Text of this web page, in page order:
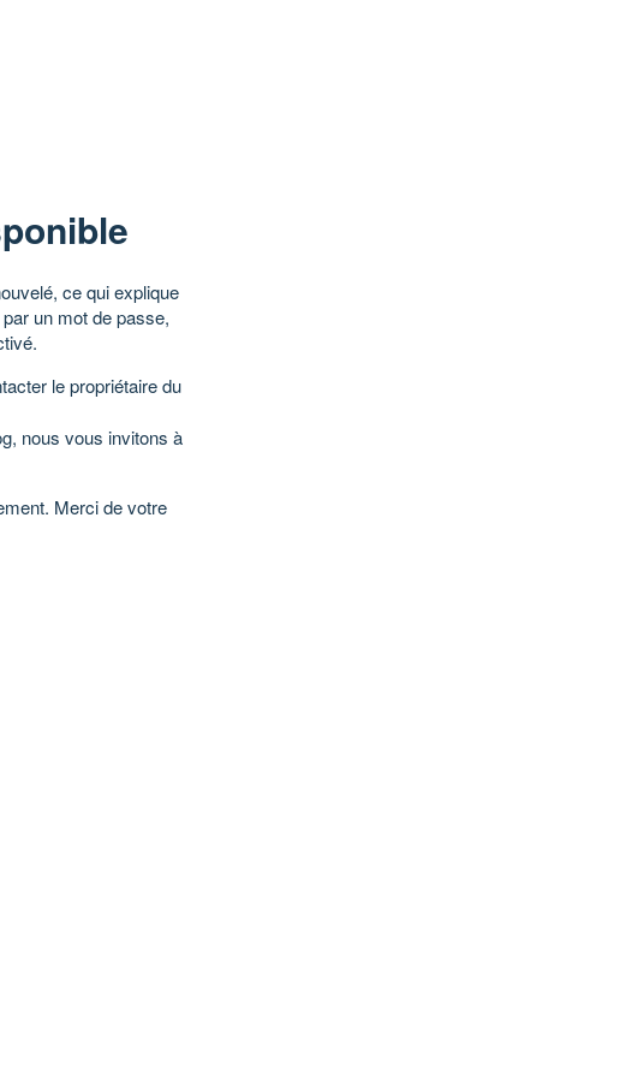
ce qui explique
un mot de passe,
le propriétaire du
nous vous invitons à
Merci de votre